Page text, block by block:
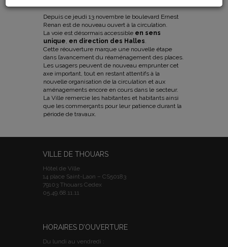
Depuis ce jeudi 13 novembre le boulevard Ernest
Renan est de nouveau ouvert à la circulation.
La voie est désormais accessible en sens
unique, en direction des Halles.
Cette réouverture marque une nouvelle étape
dans l’avancement du réaménagement des places.
Les usagers peuvent de nouveau emprunter cet
axe important, tout en restant attentifs à la
nouvelle organisation de la circulation et aux
aménagements encore en cours dans le secteur.
La Ville remercie les habitantes et habitants ainsi
que les commerçants pour leur patience durant la
période de travaux.
VILLE DE THOUARS
Hôtel de Ville
14 place Saint-Laon – CS50183
79103 Thouars Cedex
05.49.68.11.11
HORAIRES D’OUVERTURE
Du lundi au vendredi :